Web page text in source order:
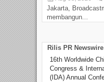
Jakarta,
membangun...
Rilis PR Newswire
16th Worldwide
Congress &
(IDA) Annual